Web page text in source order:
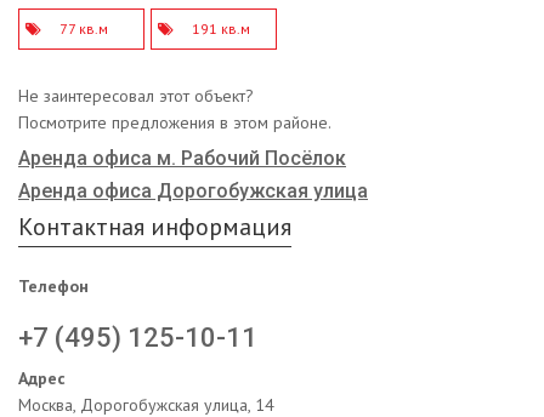
77 кв.м 191 кв.м
Не заинтересовал этот объект?
Посмотрите предложения в этом районе.
Аренда офиса м. Рабочий Посёлок
Аренда офиса Дорогобужская улица
Контактная информация
Телефон
+7 (495) 125-10-11
Адрес
Москва, Дорогобужская улица, 14